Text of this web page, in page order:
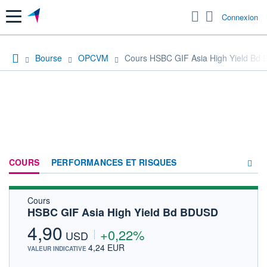
Menu Connexion
Bourse OPCVM Cours HSBC GIF Asia High Yield Bd
COURS PERFORMANCES ET RISQUES
Cours
HSBC GIF Asia High Yield Bd BDUSD
4,90 USD +0,22%
VALEUR INDICATIVE 4,24 EUR